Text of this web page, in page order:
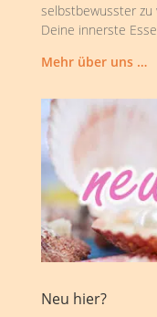
selbstbewusster zu
Deine innerste
Mehr über uns …
Neu hier?